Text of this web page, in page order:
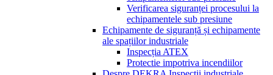
Verificarea siguranței procesului la
echipamentele sub presiune
Echipamente de siguranță și echipamente
ale spațiilor industriale
Inspecția ATEX
Protectie impotriva incendiilor